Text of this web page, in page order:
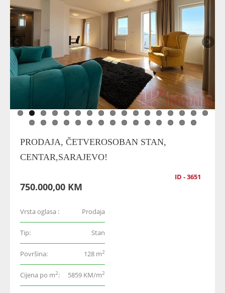
PRODAJA, ČETVEROSOBAN STAN,
CENTAR,SARAJEVO!
ID - 3651
750.000,00 KM
Vrsta oglasa : Prodaja
Tip: Stan
Površina: 128 m2
Cijena po m2: 5859 KM/m2